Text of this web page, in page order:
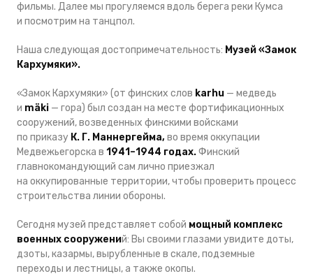
фильмы. Далее мы прогуляемся вдоль берега реки Кумса
и посмотрим на танцпол.
Наша следующая достопримечательность: Музей «Замок
Кархумяки».
«Замок Кархумяки» (от финских слов karhu — медведь
и mäki — гора) был создан на месте фортификационных
сооружений, возведенных финскими войсками
по приказу К. Г. Маннергейма, во время оккупации
Медвежьегорска в 1941–1944 годах.Финский
главнокомандующий сам лично приезжал
на оккупированные территории, чтобы проверить процесс
строительства линии обороны.
Сегодня музей представляет собой мощный комплекс
военных сооружений: Вы своими глазами увидите доты,
дзоты, казармы, вырубленные в скале, подземные
переходы и лестницы, а также окопы.